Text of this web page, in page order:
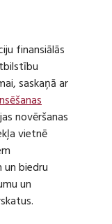
finansiālās
saskaņā ar
novēršanas
vietnē
un biedru
un